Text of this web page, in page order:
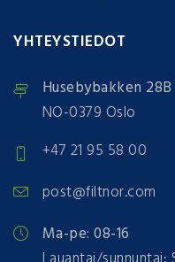
YHTEYSTIEDOT
Husebybakken 28B
NO-0379 Oslo
+47 21 95 58 00
post@filtnor.com
Ma-pe: 08-16